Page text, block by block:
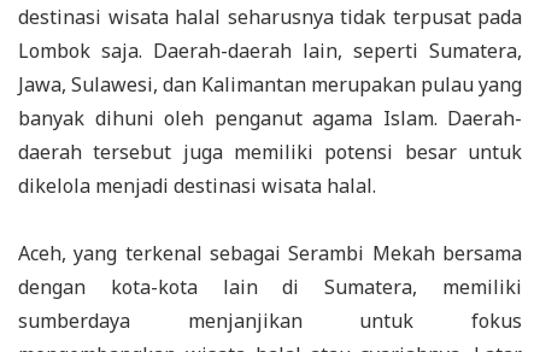
destinasi wisata halal seharusnya tidak terpusat pada
Lombok saja. Daerah-daerah lain, seperti Sumatera,
Jawa, Sulawesi, dan Kalimantan merupakan pulau yang
banyak dihuni oleh penganut agama Islam. Daerah-
daerah tersebut juga memiliki potensi besar untuk
dikelola menjadi destinasi wisata halal.
Aceh, yang terkenal sebagai Serambi Mekah bersama
dengan kota-kota lain di Sumatera, memiliki
sumberdaya menjanjikan untuk fokus